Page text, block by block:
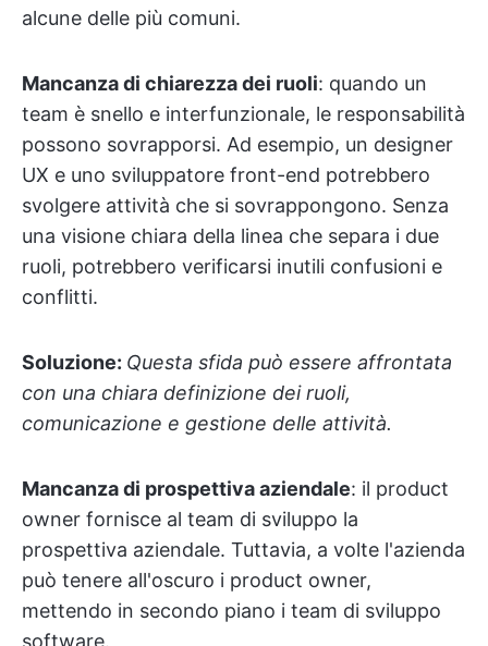
alcune delle più comuni.
Mancanza di chiarezza dei ruoli: quando un
team è snello e interfunzionale, le responsabilità
possono sovrapporsi. Ad esempio, un designer
UX e uno sviluppatore front-end potrebbero
svolgere attività che si sovrappongono. Senza
una visione chiara della linea che separa i due
ruoli, potrebbero verificarsi inutili confusioni e
conflitti.
Soluzione: Questa sfida può essere affrontata
con una chiara definizione dei ruoli,
comunicazione e gestione delle attività.
Mancanza di prospettiva aziendale: il product
owner fornisce al team di sviluppo la
prospettiva aziendale. Tuttavia, a volte l'azienda
può tenere all'oscuro i product owner,
mettendo in secondo piano i team di sviluppo
software.